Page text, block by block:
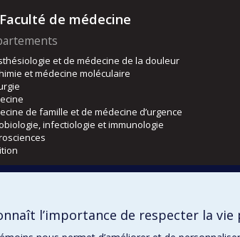
de médecine
et de médecine de la douleur
et médecine moléculaire
de famille et de médecine d’urgence
infectiologie et immunologie
et audiologie
l’importance de respecter la vie